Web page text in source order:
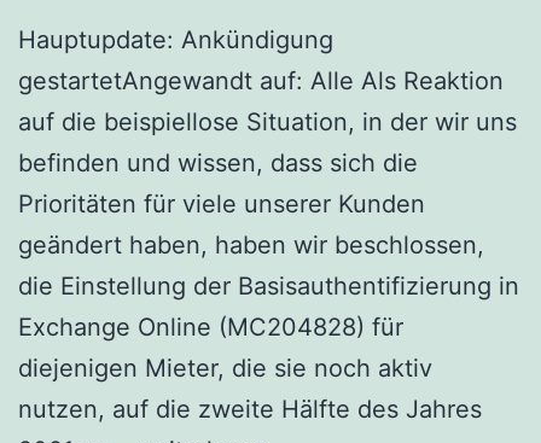
Hauptupdate: Ankündigung
gestartetAngewandt auf: Alle Als Reaktion
auf die beispiellose Situation, in der wir uns
befinden und wissen, dass sich die
Prioritäten für viele unserer Kunden
geändert haben, haben wir beschlossen,
die Einstellung der Basisauthentifizierung in
Exchange Online (MC204828) für
diejenigen Mieter, die sie noch aktiv
nutzen, auf die zweite Hälfte des Jahres